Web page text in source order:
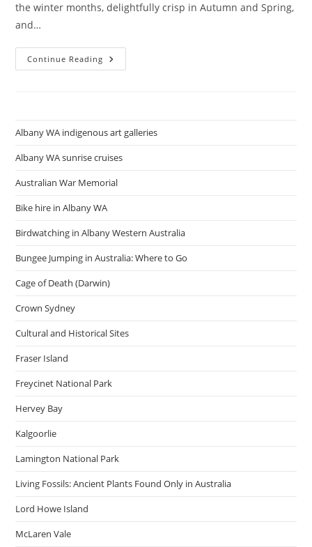
the winter months, delightfully crisp in Autumn and Spring,
and…
Continue Reading State
Library
Albany WA indigenous art galleries
Albany WA sunrise cruises
Australian War Memorial
Bike hire in Albany WA
Birdwatching in Albany Western Australia
Bungee Jumping in Australia: Where to Go
Cage of Death (Darwin)
Crown Sydney
Cultural and Historical Sites
Fraser Island
Freycinet National Park
Hervey Bay
Kalgoorlie
Lamington National Park
Living Fossils: Ancient Plants Found Only in Australia
Lord Howe Island
McLaren Vale